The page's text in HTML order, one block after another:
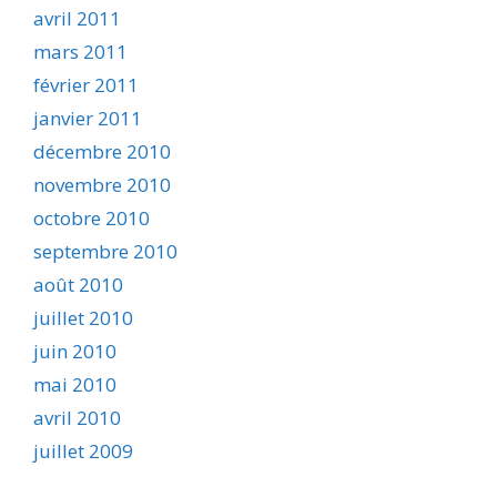
avril 2011
mars 2011
février 2011
janvier 2011
décembre 2010
novembre 2010
octobre 2010
septembre 2010
août 2010
juillet 2010
juin 2010
mai 2010
avril 2010
juillet 2009